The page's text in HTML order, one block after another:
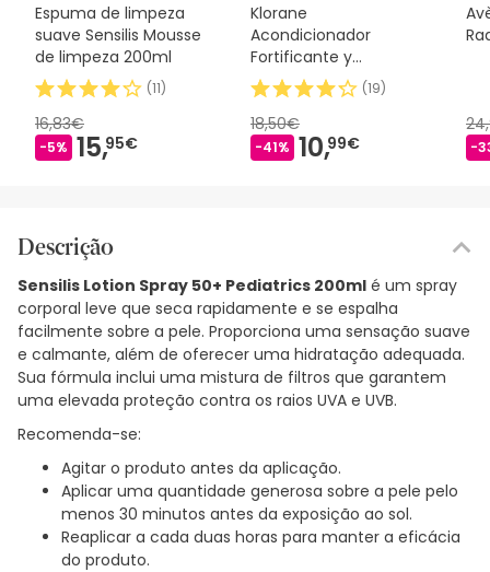
Espuma de limpeza
suave Sensilis Mousse
de limpeza 200ml
(11)
16,83€
-5% 15,95€
Klorane
Acondicionador
Fortificante y
Estimulante a la
Quinina 200ml
(19)
18,50€
-41% 10,99€ -
Descrição
Sensilis Lotion Spray 50+ Pediatrics 200ml é um spray
corporal leve que seca rapidamente e se espalha
facilmente sobre a pele. Proporciona uma sensação suave
e calmante, além de oferecer uma hidratação adequada.
Sua fórmula inclui uma mistura de filtros que garantem
uma elevada proteção contra os raios UVA e UVB.
Recomenda-se:
Agitar o produto antes da aplicação.
Aplicar uma quantidade generosa sobre a pele pelo
menos 30 minutos antes da exposição ao sol.
Reaplicar a cada duas horas para manter a eficácia
do produto.